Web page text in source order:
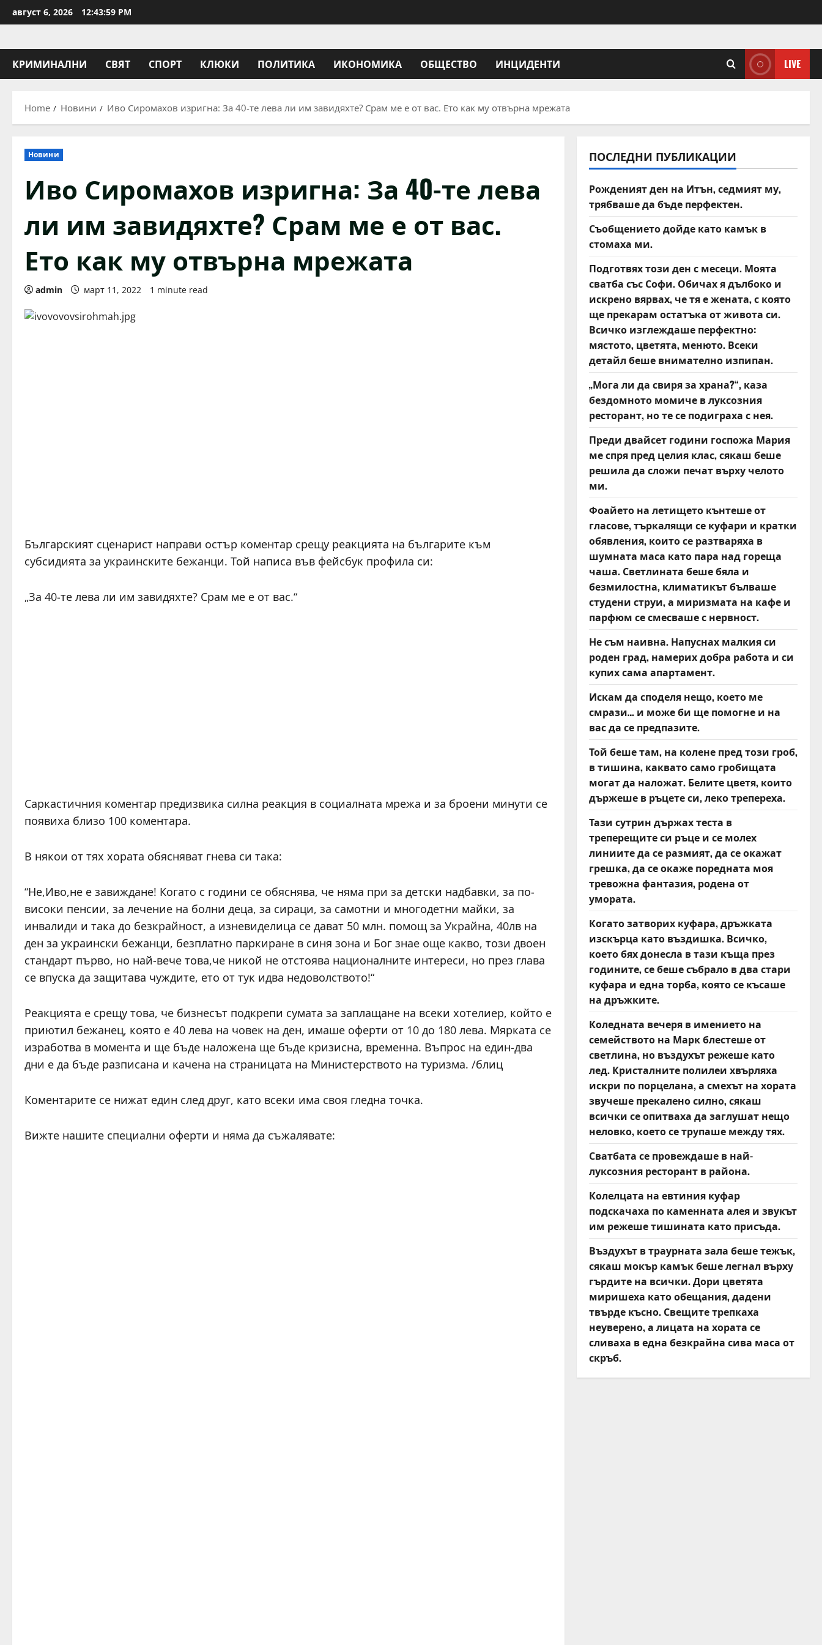
to
август 6, 2026 12:44:00 PM
КРИМИНАЛНИ СВЯТ СПОРТ КЛЮКИ ПОЛИТИКА ИКОНОМИКА ОБЩЕСТВО ИНЦИДЕНТИ LIVE
Home Новини Иво Сиромахов изригна: За 40-те лева ли им завидяхте? Срам ме е от вас. Ето как му отвърна мрежата
Новини
Иво Сиромахов изригна: За 40-те лева
ли им завидяхте? Срам ме е от вас.
Ето как му отвърна мрежата
admin март 11, 2022 1 minute read
Българският сценарист направи остър коментар срещу реакцията на българите към
субсидията за украинските бежанци. Той написа във фейсбук профила си:
„За 40-те лева ли им завидяхте? Срам ме е от вас.“
Саркастичния коментар предизвика силна реакция в социалната мрежа и за броени минути се
появиха близо 100 коментара.
В някои от тях хората обясняват гнева си така:
“Не,Иво,не е завиждане! Когато с години се обяснява, че няма при за детски надбавки, за по-
високи пенсии, за лечение на болни деца, за сираци, за самотни и многодетни майки, за
инвалиди и така до безкрайност, а изневиделица се дават 50 млн. помощ за Украйна, 40лв на
ден за украински бежанци, безплатно паркиране в синя зона и Бог знае още какво, този двоен
стандарт първо, но най-вече това,че никой не отстоява националните интереси, но през глава
се впуска да защитава чуждите, ето от тук идва недоволството!“
Реакцията е срещу това, че бизнесът подкрепи сумата за заплащане на всеки хотелиер, който е
приютил бежанец, която е 40 лева на човек на ден, имаше оферти от 10 до 180 лева. Мярката се
изработва в момента и ще бъде наложена ще бъде кризисна, временна. Въпрос на един-два
дни е да бъде разписана и качена на страницата на Министерството на туризма. /блиц
Коментарите се нижат един след друг, като всеки има своя гледна точка.
Вижте нашите специални оферти и няма да съжалявате:
ПОСЛЕДНИ ПУБЛИКАЦИИ
Рожденият ден на Итън, седмият му,
трябваше да бъде перфектен.
Съобщението дойде като камък в
стомаха ми.
Подготвях този ден с месеци. Моята
сватба със Софи. Обичах я дълбоко и
искрено вярвах, че тя е жената, с която
ще прекарам остатъка от живота си.
Всичко изглеждаше перфектно:
мястото, цветята, менюто. Всеки
детайл беше внимателно изпипан.
„Мога ли да свиря за храна?“, каза
бездомното момиче в луксозния
ресторант, но те се подиграха с нея.
Преди двайсет години госпожа Мария
ме спря пред целия клас, сякаш беше
решила да сложи печат върху челото
ми.
Фоайето на летището кънтеше от
гласове, търкалящи се куфари и кратки
обявления, които се разтваряха в
шумната маса като пара над гореща
чаша. Светлината беше бяла и
безмилостна, климатикът бълваше
студени струи, а миризмата на кафе и
парфюм се смесваше с нервност.
Не съм наивна. Напуснах малкия си
роден град, намерих добра работа и си
купих сама апартамент.
Искам да споделя нещо, което ме
смрази… и може би ще помогне и на
вас да се предпазите.
Той беше там, на колене пред този гроб,
в тишина, каквато само гробищата
могат да наложат. Белите цветя, които
държеше в ръцете си, леко трепереха.
Тази сутрин държах теста в
треперещите си ръце и се молех
линиите да се размият, да се окажат
грешка, да се окаже поредната моя
тревожна фантазия, родена от
умората.
Когато затворих куфара, дръжката
изскърца като въздишка. Всичко,
което бях донесла в тази къща през
годините, се беше събрало в два стари
куфара и една торба, която се късаше
на дръжките.
Коледната вечеря в имението на
семейството на Марк блестеше от
светлина, но въздухът режеше като
лед. Кристалните полилеи хвърляха
искри по порцелана, а смехът на хората
звучеше прекалено силно, сякаш
всички се опитваха да заглушат нещо
неловко, което се трупаше между тях.
Сватбата се провеждаше в най-
луксозния ресторант в района.
Колелцата на евтиния куфар
подскачаха по каменната алея и звукът
им режеше тишината като присъда.
Въздухът в траурната зала беше тежък,
сякаш мокър камък беше легнал върху
гърдите на всички. Дори цветята
миришеха като обещания, дадени
твърде късно. Свещите трепкаха
неуверено, а лицата на хората се
сливаха в една безкрайна сива маса от
скръб.